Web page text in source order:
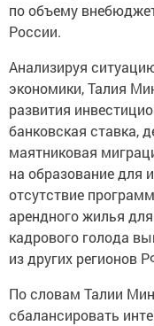
по объему
России.
Анализируя
экономики, Талия
развития
банковская ставка,
маятниковая
на образование для
отсутствие
арендного жилья
кадрового голода
из других регионов
По словам Талии
сбалансировать